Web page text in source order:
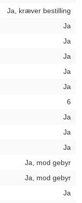
Ja, kræver bestilling
Ja
Ja
Ja
Ja
Ja
6
Ja
Ja
Ja
Ja, mod gebyr
Ja, mod gebyr
Ja